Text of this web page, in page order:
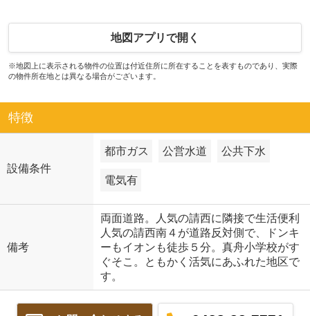
地図アプリで開く
※地図上に表示される物件の位置は付近住所に所在することを表すものであり、実際
の物件所在地とは異なる場合がございます。
特徴
設備条件
都市ガス 公営水道 公共下水
電気有
備考
両面道路。人気の請西に隣接で生活便利
人気の請西南４が道路反対側で、ドンキ
ーもイオンも徒歩５分。真舟小学校がす
ぐそこ。ともかく活気にあふれた地区で
す。